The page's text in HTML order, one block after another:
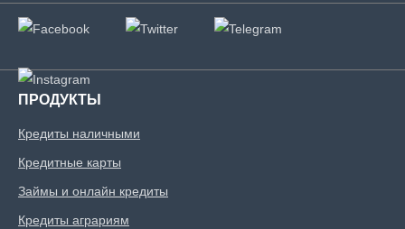
ПРОДУКТЫ
Кредиты наличными
Кредитные карты
Займы и онлайн кредиты
Кредиты аграриям